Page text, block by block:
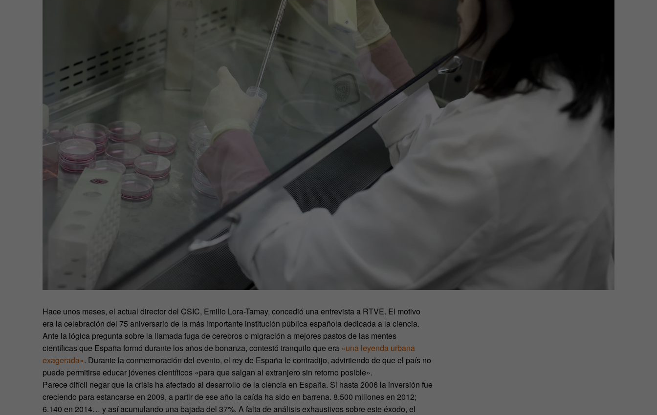
Hace unos meses, el actual director del CSIC, Emilio Lora-Tamay, concedió una entrevista a RTVE. El motivo
era la celebración del 75 aniversario de la más importante institución pública española dedicada a la ciencia.
Ante la lógica pregunta sobre la llamada fuga de cerebros o migración a mejores pastos de las mentes
científicas que España formó durante los años de bonanza, contestó tranquilo que era «una leyenda urbana
exagerada». Durante la conmemoración del evento, el rey de España le contradijo, advirtiendo de que el país no
puede permitirse educar jóvenes científicos «para que salgan al extranjero sin retorno posible».
Parece difícil negar que la crisis ha afectado al desarrollo de la ciencia en España. Si hasta 2006 la inversión fue
creciendo para estancarse en 2009, a partir de ese año la caída ha sido en barrena. 8.500 millones en 2012;
6.140 en 2014… y así acumulando una bajada del 37%. A falta de análisis exhaustivos sobre este éxodo, el